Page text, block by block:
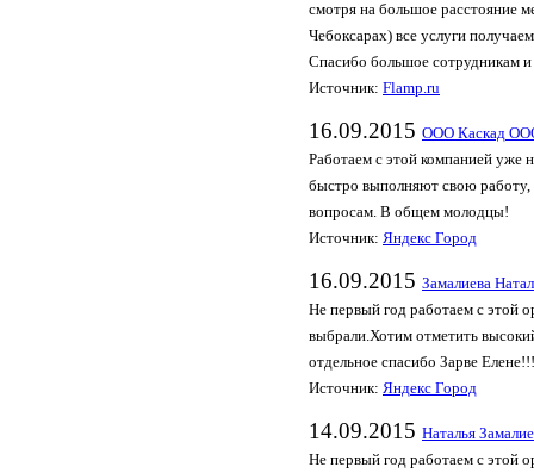
смотря на большое расстояние
Чебоксарах) все услуги
Спасибо большое сотрудникам и
Источник: Flamp.ru
16.09.2015 ООО Каскад
Работаем с этой компанией уже
быстро выполняют свою
вопросам. В общем молодцы!
Источник: Яндекс Город
16.09.2015 Замалиева
Не первый год работаем с этой
выбрали.Хотим отметить
отдельное спасибо Зарве Елене!!!
Источник: Яндекс Город
14.09.2015 Наталья
Не первый год работаем с этой